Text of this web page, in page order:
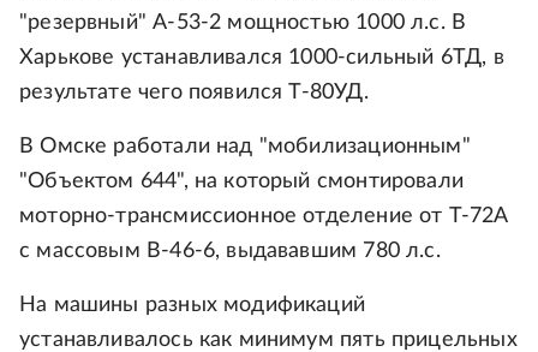
"резервный" А-53-2 мощностью 1000 л.с. В
Харькове устанавливался 1000-сильный 6ТД, в
результате чего появился Т-80УД.
В Омске работали над "мобилизационным"
"Объектом 644", на который смонтировали
моторно-трансмиссионное отделение от Т-72А
с массовым В-46-6, выдававшим 780 л.с.
На машины разных модификаций
устанавливалось как минимум пять прицельных